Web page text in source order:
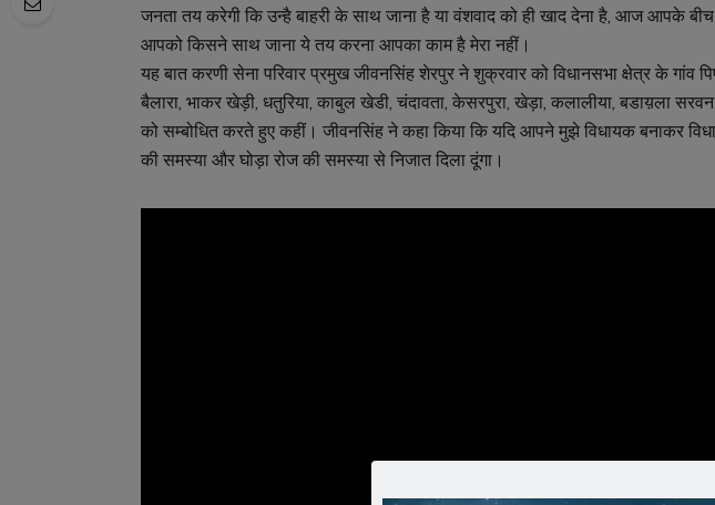
जनता तय करेगी कि उन्है बाहरी के साथ जाना है या वंशवाद को ही खाद देना है, आज आपके बीच
आपको किसने साथ जाना ये तय करना आपका काम है मेरा नहीं।
यह बात करणी सेना परिवार प्रमुख जीवनसिंह शेरपुर ने शुक्रवार को विधानसभा क्षेत्र के गांव
बैलारा, भाकर खेड़ी, धतुरिया, काबुल खेडी, चंदावता, केसरपुरा, खेड़ा, कलालीया, बडाय़ला सरवन
को सम्बोधित करते हुए कहीं। जीवनसिंह ने कहा किया कि यदि आपने मुझे विधायक बनाकर
की समस्या और घोड़ा रोज की समस्या से निजात दिला दूंगा।